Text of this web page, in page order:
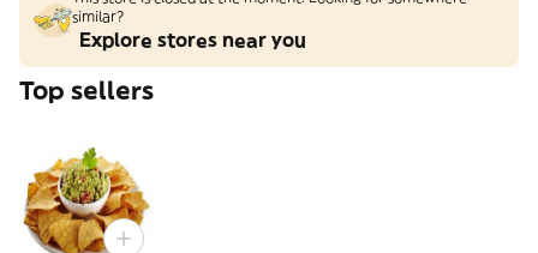
similar?
Explore stores near you
Top sellers